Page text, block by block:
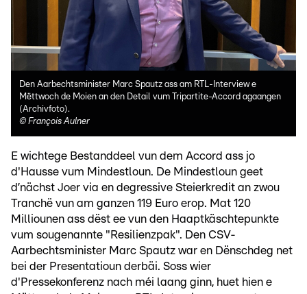
Den Aarbechtsminister Marc Spautz ass am RTL-Interview e
Mëttwoch de Moien an den Detail vum Tripartite-Accord agaangen
(Archivfoto).
© François Aulner
E wichtege Bestanddeel vun dem Accord ass jo
d'Hausse vum Mindestloun. De Mindestloun geet
d’nächst Joer via en degressive Steierkredit an zwou
Tranchë vun am ganzen 119 Euro erop. Mat 120
Milliounen ass dëst ee vun den Haaptkäschtepunkte
vum sougenannte "Resilienzpak". Den CSV-
Aarbechtsminister Marc Spautz war en Dënschdeg net
bei der Presentatioun derbäi. Soss wier
d'Pressekonferenz nach méi laang ginn, huet hien e